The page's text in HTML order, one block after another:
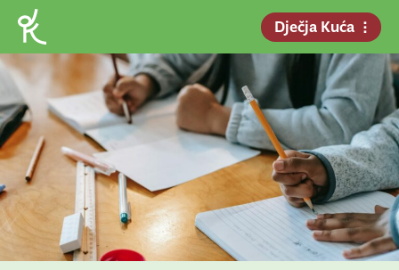
Dječja Kuća